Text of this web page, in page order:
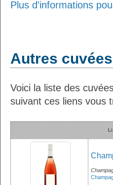
Plus d'informations
Autres
Voici la liste des
suivant ces liens vous